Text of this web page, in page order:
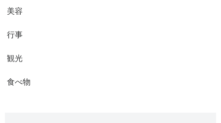
美容
行事
観光
食べ物